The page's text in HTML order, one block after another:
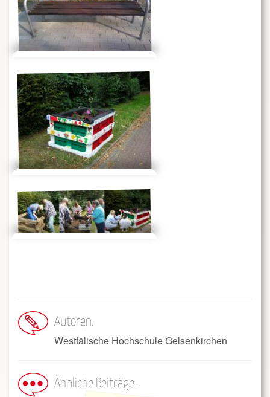
Autoren
Westfälische Hochschule Gelsenkirchen
Ähnliche Beiträge